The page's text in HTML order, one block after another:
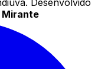
Mirante